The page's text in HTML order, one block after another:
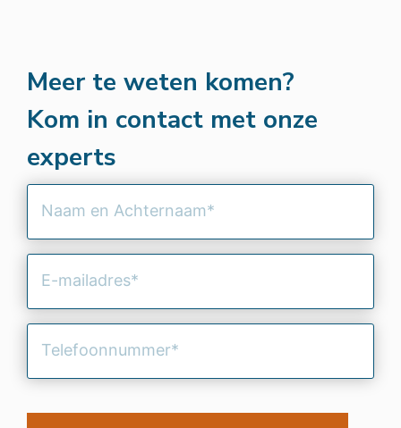
Meer te weten komen?
Kom in contact met onze
experts
en
Achternaam
(Vereist)
mailadres
(Vereist)
(Vereist)